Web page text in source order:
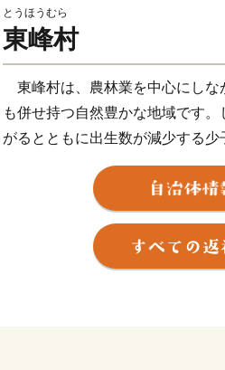
とうほうむら
東峰村
東峰村は、農林業を中心にしな
も併せ持つ自然豊かな地域です
がるとともに出生数が減少する
が急務となっています。これか
る住環境の整備を推進しながら
てまいります。
東峰村は、平成２９年７月５日
大な被害にあい、尊い人命・家
の環境が一変しました。そのよ